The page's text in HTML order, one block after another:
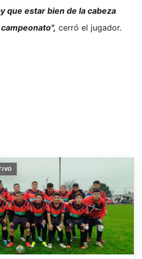
que estar bien de la cabeza
cerró el jugador.